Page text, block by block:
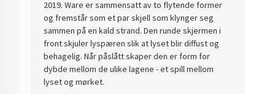
2019. Ware er sammensatt av to flytende former
og fremstår som et par skjell som klynger seg
sammen på en kald strand. Den runde skjermen i
front skjuler lyspæren slik at lyset blir diffust og
behagelig. Når påslått skaper den er form for
dybde mellom de ulike lagene - et spill mellom
lyset og mørket.